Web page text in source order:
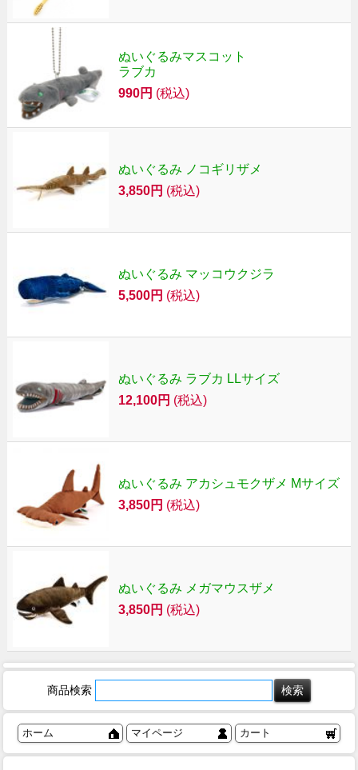
ぬいぐるみマスコット
ラブカ
990円 (税込)
ぬいぐるみ ノコギリザメ
3,850円 (税込)
ぬいぐるみ マッコウクジラ
5,500円 (税込)
ぬいぐるみ ラブカ LLサイズ
12,100円 (税込)
ぬいぐるみ アカシュモクザメ Mサイズ
3,850円 (税込)
ぬいぐるみ メガマウスザメ
3,850円 (税込)
商品検索
ホーム マイページ カート